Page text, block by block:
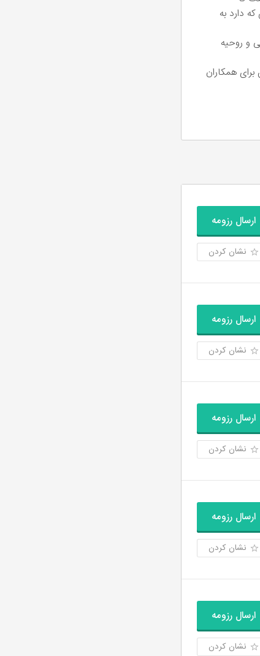
دارد به
و روحیه‌
همکاران
ارسال رزومه
نشان کردن
ارسال رزومه
نشان کردن
ارسال رزومه
نشان کردن
ارسال رزومه
نشان کردن
ارسال رزومه
نشان کردن